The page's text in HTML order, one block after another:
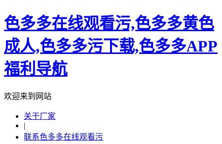
色多多在线观看污,色多多黄色
成人,色多多污下载,色多多APP
福利导航
欢迎来到网站
关于厂家
|
联系色多多在线观看污